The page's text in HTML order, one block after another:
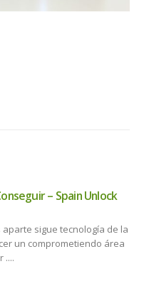
– Spain Unlock
sigue tecnología de la
un comprometiendo área
....